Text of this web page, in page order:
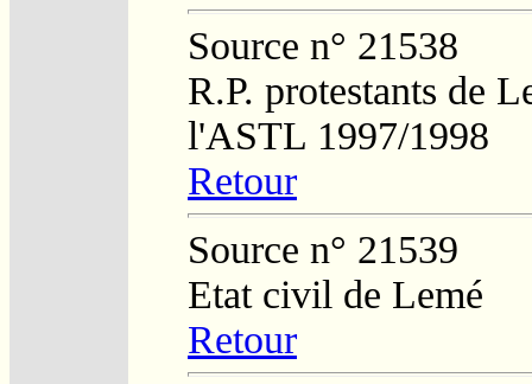
Source n° 21538
R.P. protestants de
l'ASTL 1997/1998
Retour
Source n° 21539
Etat civil de Lemé
Retour